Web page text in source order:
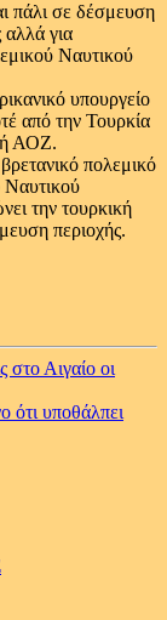
πάλι σε δέσμευση
αλλά για
Ναυτικού
υπουργείο
από την Τουρκία
ΑΟΖ.
πολεμικό
Ναυτικού
την τουρκική
περιοχής.
στο Αιγαίο οι
ότι υποθάλπει